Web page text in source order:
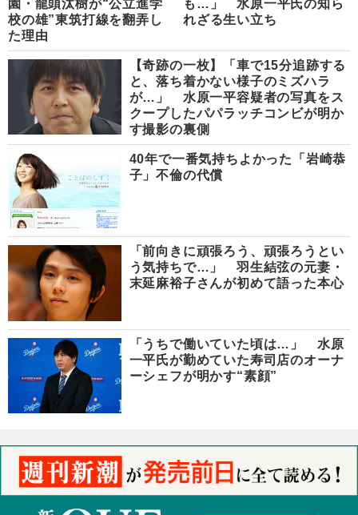
園・龍頭汰樹が“公立進学
校の雄”東筑打線を翻弄し
た理由
も…」 水原一平氏の知ら
れざる生い立ち
【奇跡の一枚】「車で15分追跡する
と、落ち着かない様子のミズハラ
が…」 水原一平容疑者の写真をス
クープしたパパラッチコンビが明か
す撮影の裏側
40年で一番気持ちよかった「岩崎恭
子」不倫の代償
「前向きに頑張ろう、頑張ろうとい
う気持ちで…」 羽生結弦の元妻・
末延麻裕子さんが初めて語った本心
「うちで働いていた頃は…」 水原
一平氏が勤めていた寿司店のオーナ
ーシェフが明かす“素顔”